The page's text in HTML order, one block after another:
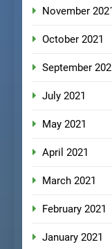
November
October 2021
September
July 2021
May 2021
April 2021
March 2021
February 2021
January 2021